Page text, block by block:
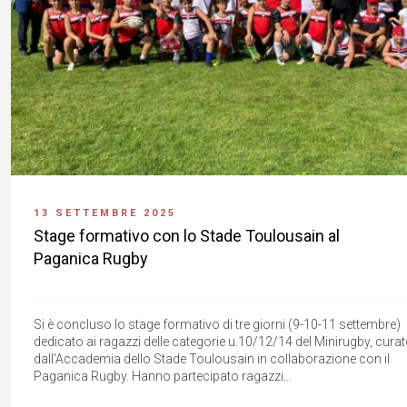
13 SETTEMBRE 2025
Stage formativo con lo Stade Toulousain al
Paganica Rugby
Si è concluso lo stage formativo di tre giorni (9-10-11 settembre)
dedicato ai ragazzi delle categorie u.10/12/14 del Minirugby,
dall'Accademia dello Stade Toulousain in collaborazione con il
Paganica Rugby. Hanno partecipato ragazzi...